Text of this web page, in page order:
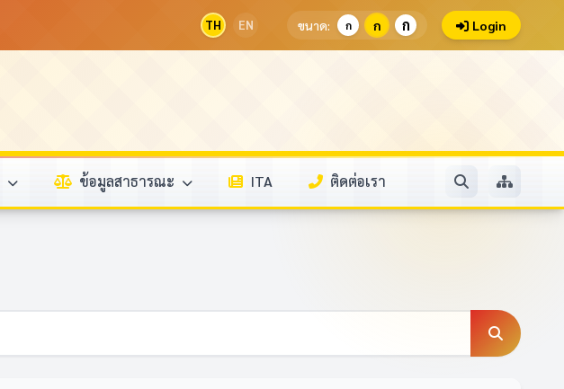
TH EN ขนาด: ก ก ก Login
ข้อมูลสาธารณะ ITA ติดต่อเรา